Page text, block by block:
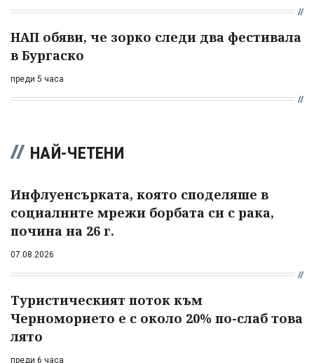
НАП обяви, че зорко следи два фестивала
в Бургаско
преди 5 часа
НАЙ-ЧЕТЕНИ
Инфлуенсърката, която споделяше в
социалните мрежи борбата си с рака,
почина на 26 г.
07.08.2026
Туристическият поток към
Черноморието е с около 20% по-слаб това
лято
преди 6 часа